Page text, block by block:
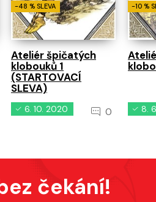
-48 % SLEVA
Ateliér špičatých
klobouků 1
(STARTOVACÍ
SLEVA)
6. 10. 2020 0
-10 %
8.
čekání!